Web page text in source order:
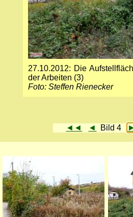
27.10.2012: Die
der Arbeiten (3)
Foto: Steffen Rienecker
◄◄ ◄ Bild 4